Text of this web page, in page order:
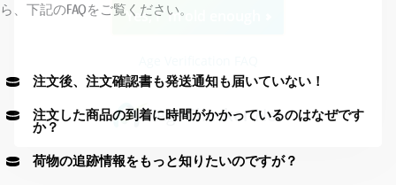
ら、下記のFAQをご覧ください。
注文後、注文確認書も発送通知も届いていない！
注文した商品の到着に時間がかかっているのはなぜです
か？
荷物の追跡情報をもっと知りたいのですが？